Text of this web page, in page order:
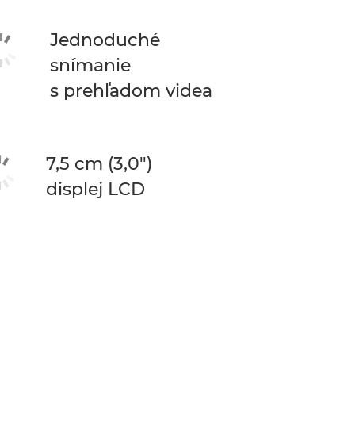
Jednoduché
snímanie
s prehľadom videa
7,5 cm (3,0")
displej LCD